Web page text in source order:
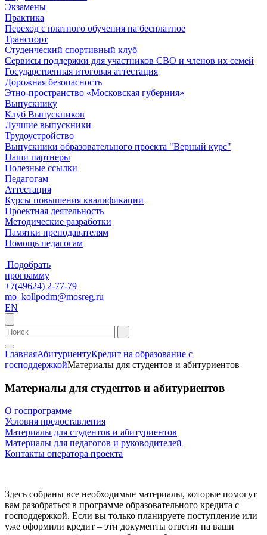
Экзамены
Практика
Переход с платного обучения на бесплатное
Транспорт
Студенческий спортивный клуб
Сервисы поддержки для участников СВО и членов их семей
Государственная итоговая аттестация
Дорожная безопасность
Этно-пространство «Московская губерния»
Выпускнику
Клуб Выпускников
Лучшие выпускники
Трудоустройство
Выпускники образовательного проекта "Верный курс"
Наши партнеры
Полезные ссылки
Педагогам
Аттестация
Курсы повышения квалификации
Проектная деятельность
Методические разработки
Памятки преподавателям
Помощь педагогам
Подобрать
программу
+7(49624) 2-77-79
mo_kollpodm@mosreg.ru
EN
ГлавнаяАбитуриентуКредит на образование с
господдержкойМатериалы для студентов и абитуриентов
Материалы для студентов и абитуриентов
О госпрограмме
Условия предоставления
Материалы для студентов и абитуриентов
Материалы для педагогов и руководителей
Контакты оператора проекта
Здесь собраны все необходимые материалы, которые помогут
вам разобраться в программе образовательного кредита с
господдержкой. Если вы только планируете поступление или
уже оформили кредит – эти документы ответят на ваши